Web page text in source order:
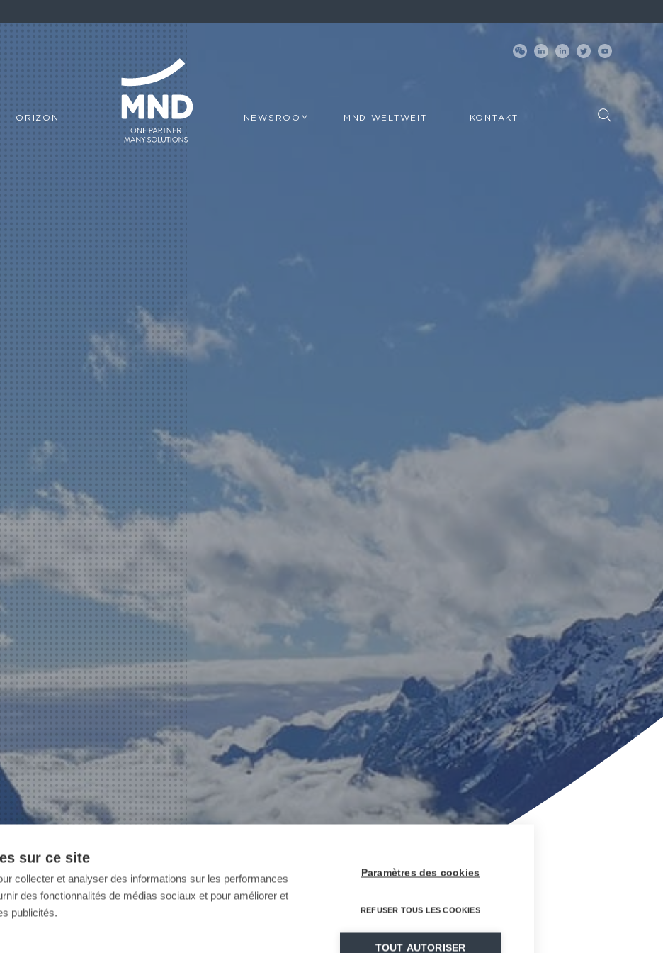
ORIZON NEWSROOM MND WELTWEIT KONTAKT
sur ce site
collecter et analyser des informations sur les performances
des fonctionnalités de médias sociaux et pour améliorer et
publicités.
Paramètres des cookies
REFUSER TOUS LES COOKIES
TOUT AUTORISER